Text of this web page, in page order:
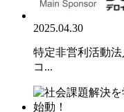
2025.04.30
特定非営利活動
コ...